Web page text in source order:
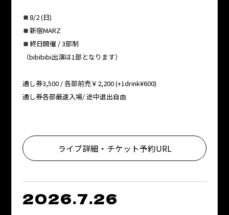
8/2 (日)
新宿MARZ
終日開催 / 3部制
（bibibibi出演は1部となります）
通し券3,500 / 各部前売￥2,200 (+1drink¥600)
通し券各部最速入場/ 途中退出自由
ライブ詳細・チケット予約URL
2026.7.26